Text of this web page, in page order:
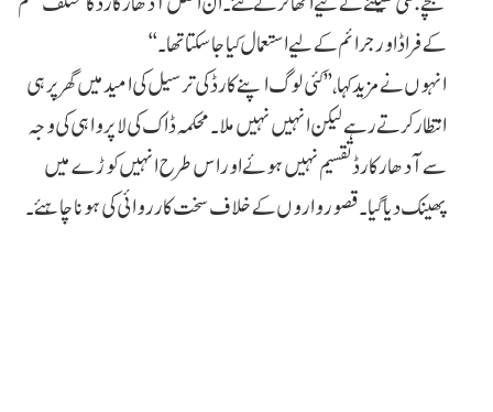
کے فراڈ اور جرائم کے لیے استعمال کیا جا سکتا تھا۔‘‘
انہوں نے مزید کہا، ’’کئی لوگ اپنے کارڈ کی ترسیل کی امید میں گھر پر ہی
انتظار کر تے رہے لیکن انہیں نہیں ملا۔ محکمہ ڈاک کی لاپرواہی کی وجہ
سے آدھار کارڈ تقسیم نہیں ہوئے اور اس طرح انہیں کوڑے میں
پھینک دیا گیا۔ قصورواروں کے خلاف سخت کارروائی کی ہونا چاہئے۔